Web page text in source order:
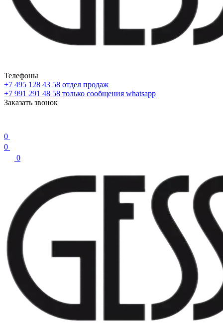
Телефоны
+7 495 128 43 58 отдел продаж
+7 991 291 48 58 только сообщения whatsapp
Заказать звонок
0
0
0